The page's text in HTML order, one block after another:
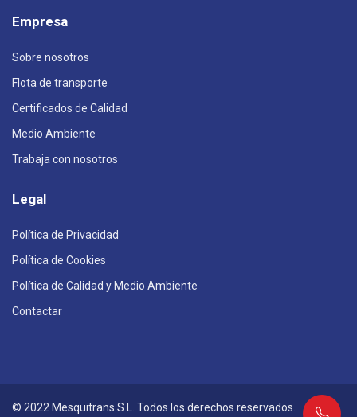
Empresa
Sobre nosotros
Flota de transporte
Certificados de Calidad
Medio Ambiente
Trabaja con nosotros
Legal
Política de Privacidad
Política de Cookies
Política de Calidad y Medio Ambiente
Contactar
© 2022 Mesquitrans S.L. Todos los derechos reservados.